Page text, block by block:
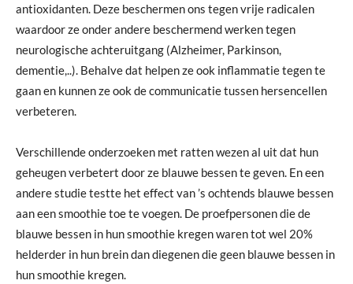
antioxidanten. Deze beschermen ons tegen vrije radicalen
waardoor ze onder andere beschermend werken tegen
neurologische achteruitgang (Alzheimer, Parkinson,
dementie,..). Behalve dat helpen ze ook inflammatie tegen te
gaan en kunnen ze ook de communicatie tussen hersencellen
verbeteren.
Verschillende onderzoeken met ratten wezen al uit dat hun
geheugen verbetert door ze blauwe bessen te geven. En een
andere studie testte het effect van ’s ochtends blauwe bessen
aan een smoothie toe te voegen. De proefpersonen die de
blauwe bessen in hun smoothie kregen waren tot wel 20%
helderder in hun brein dan diegenen die geen blauwe bessen in
hun smoothie kregen.